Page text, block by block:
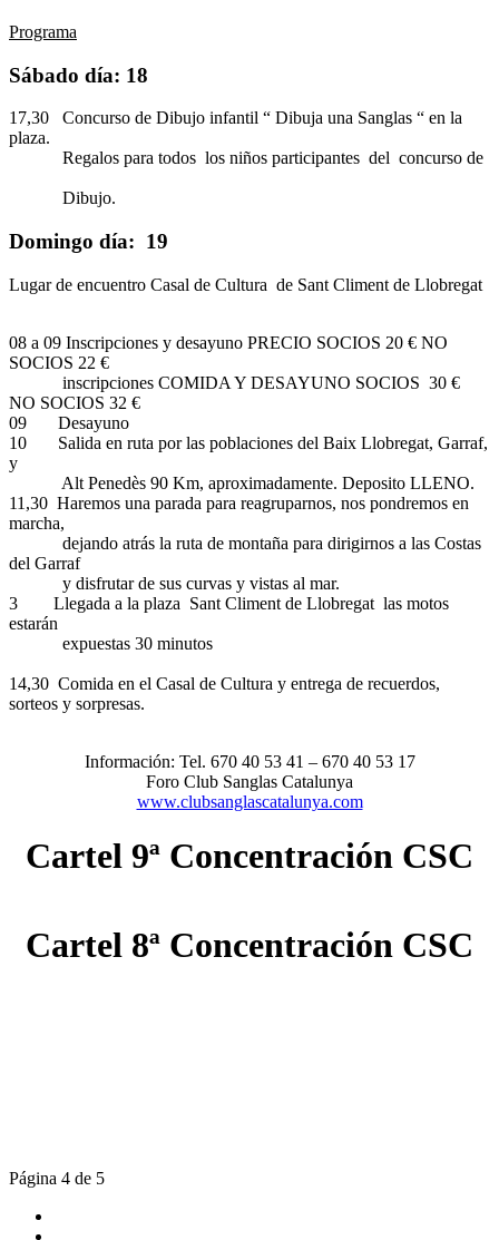
Programa
Sábado día: 18
17,30 Concurso de Dibujo infantil “ Dibuja una Sanglas “ en la
plaza.
Regalos para todos los niños participantes del concurso de
Dibujo.
Domingo día: 19
Lugar de encuentro Casal de Cultura de Sant Climent de Llobregat
08 a 09 Inscripciones y desayuno PRECIO SOCIOS 20 € NO
SOCIOS 22 €
inscripciones COMIDA Y DESAYUNO SOCIOS 30 €
NO SOCIOS 32 €
09 Desayuno
10 Salida en ruta por las poblaciones del Baix Llobregat, Garraf,
y
Alt Penedès 90 Km, aproximadamente. Deposito LLENO.
11,30 Haremos una parada para reagruparnos, nos pondremos en
marcha,
dejando atrás la ruta de montaña para dirigirnos a las Costas
del Garraf
y disfrutar de sus curvas y vistas al mar.
3 Llegada a la plaza Sant Climent de Llobregat las motos
estarán
expuestas 30 minutos
14,30 Comida en el Casal de Cultura y entrega de recuerdos,
sorteos y sorpresas.
Información: Tel. 670 40 53 41 – 670 40 53 17
Foro Club Sanglas Catalunya
www.clubsanglascatalunya.com
Cartel 9ª Concentración CSC
Cartel 8ª Concentración CSC
Página 4 de 5